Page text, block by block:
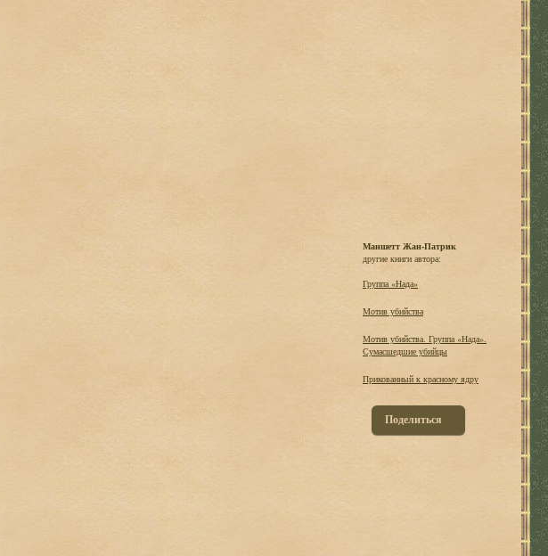
Маншетт Жан-Патрик
другие книги автора:
Группа «Нада»
Мотив убийства
Мотив убийства. Группа «Нада».
Сумасшедшие убийцы
Прикованный к красному ядру
Поделиться